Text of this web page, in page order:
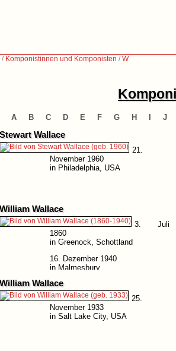
/ Komponistinnen und Komponisten /W
A B C D E F G H J
Stewart Wallace
21.
November 1960
in Philadelphia, USA
William Wallace
3. Juli
1860
in Greenock, Schottland
16. Dezember 1940
in Malmesbury
William Wallace
25.
November 1933
in Salt Lake City, USA